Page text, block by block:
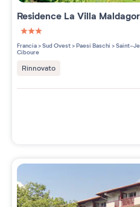
Residence La Villa
3 étoiles sur 5
Francia>Sud Ovest>Paesi Baschi >Saint-
Ciboure
Rinnovato